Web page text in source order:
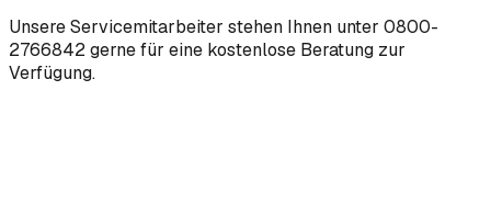
Unsere Servicemitarbeiter stehen Ihnen unter 0800-
2766842 gerne für eine kostenlose Beratung zur
Verfügung.